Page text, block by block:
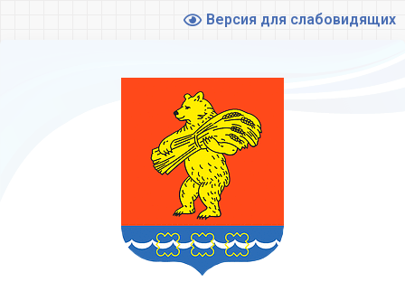
Версия для слабовидящих